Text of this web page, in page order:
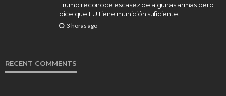
Trump reconoce escasez de algunas armas pero
dice que EU tiene munición suficiente.
3 horas ago
RECENT COMMENTS